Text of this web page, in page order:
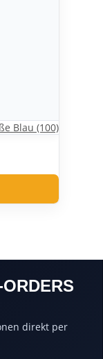
Blau (100)
direkt per